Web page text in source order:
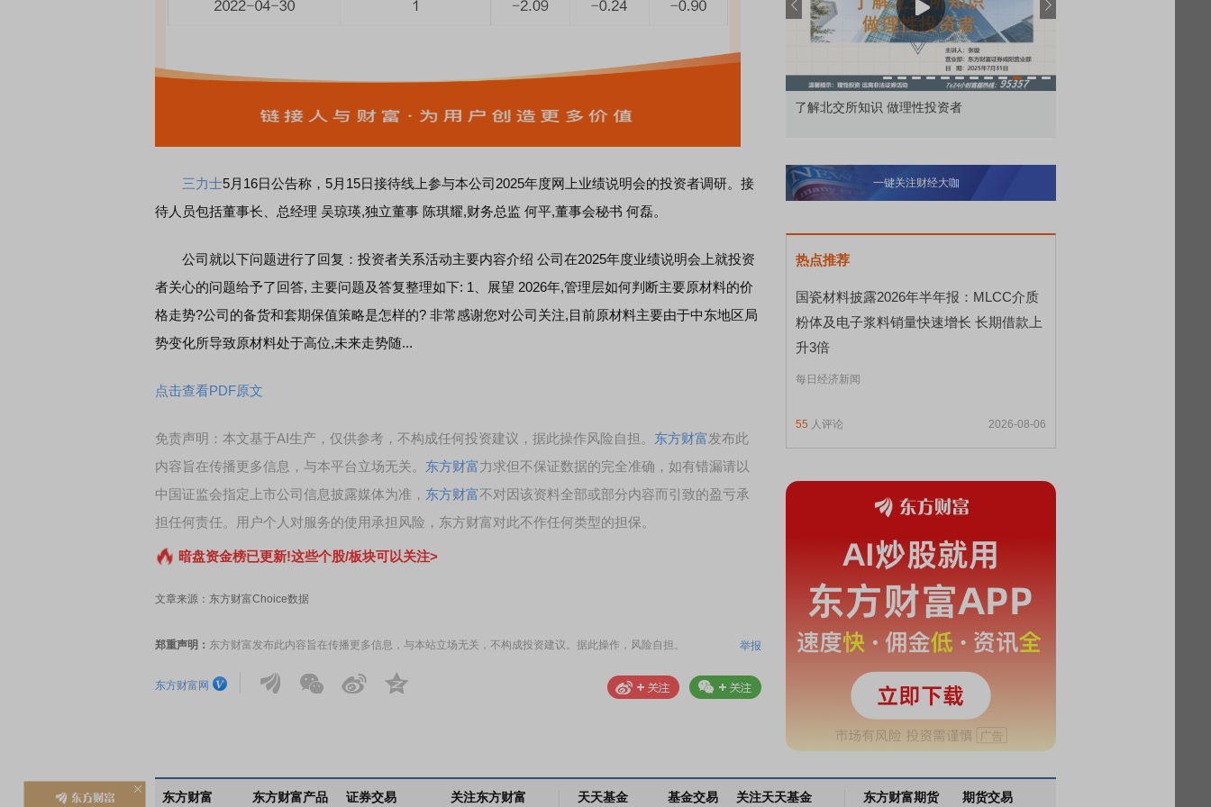
三力士5月16日公告称， 5月15日接待线上参与本公司2025年度网上业绩说明会的投资者调研。 接
待人员包括董事长、总经理 吴琼瑛,独立董事 陈琪耀,财务总监 何平,董事会秘书 何磊。
公司就以下问题进行了回复： 投资者关系活动主要内容介绍 公司在2025年度业绩说明会上就投资
者关心的问题给予了回答, 主要问题及答复整理如下: 1、展望 2026年,管理层如何判断主要原材料的价
格走势?公司的备货和套期保值策略是怎样的? 非常感谢您对公司关注,目前原材料主要由于中东地区局
势变化所导致原材料处于高位,未来走势随...
点击查看PDF原文
免责声明：本文基于AI生产，仅供参考，不构成任何投资建议，据此操作风险自担。 东方财富发布此
内容旨在传播更多信息，与本平台立场无关。 东方财富力求但不保证数据的完全准确，如有错漏请以
中国证监会指定上市公司信息披露媒体为准， 东方财富不对因该资料全部或部分内容而引致的盈亏承
担任何责任。用户个人对服务的使用承担风险，东方财富对此不作任何类型的担保。
暗盘资金榜已更新!这些个股/板块可以关注>
文章来源：东方财富Choice数据
郑重声明： 东方财富发布此内容旨在传播更多信息，与本站立场无关，不构成投资建议。据此操作，风险自担。 举报
东方财富网
首席连线｜东方财富证券陈果：A股再平衡的
风，将吹向何处
债券知识通识：从基础认知到特色品种 了解北交所知识 做理性投资者
一键关注财经大咖
热点推荐
国瓷材料披露2026年半年报：MLCC介质
粉体及电子浆料销量快速增长 长期借款上
升3倍
每日经济新闻
55 人评论 2026-08-06
东方财富 东方财富产品 证券交易 关注东方财富 天天基金 基金交易 关注天天基金 东方财富期货 期货交易